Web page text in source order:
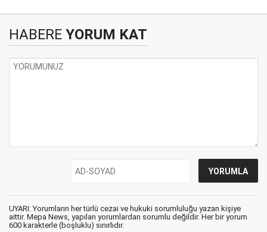
HABERE YORUM KAT
UYARI: Yorumların her türlü cezai ve hukuki sorumluluğu yazan kişiye
aittir. Mepa News, yapılan yorumlardan sorumlu değildir. Her bir yorum
600 karakterle (boşluklu) sınırlıdır.